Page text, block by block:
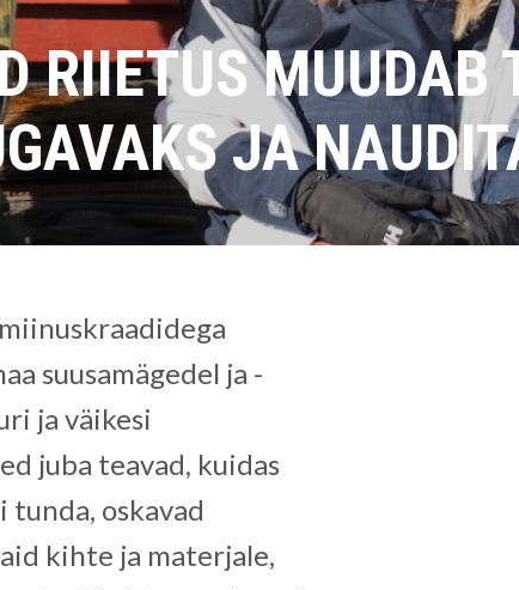
RIIETUS MUUDAB
JA
suusamägedel ja -
ja väikesi
juba teavad, kuidas
oskavad
kihte ja materjale,